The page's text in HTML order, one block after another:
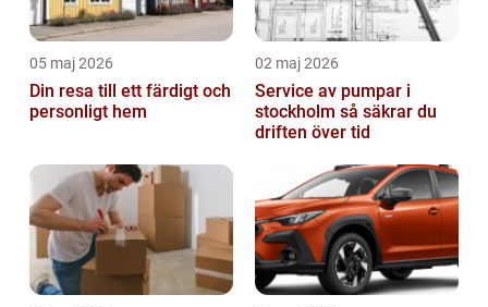
05 maj 2026
Din resa till ett färdigt och
personligt hem
02 maj 2026
Service av pumpar i
stockholm så säkrar du
driften över tid